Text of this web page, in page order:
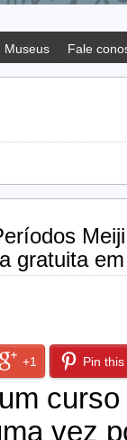
Museus Fale
gratuita
+1 Pin this
vez